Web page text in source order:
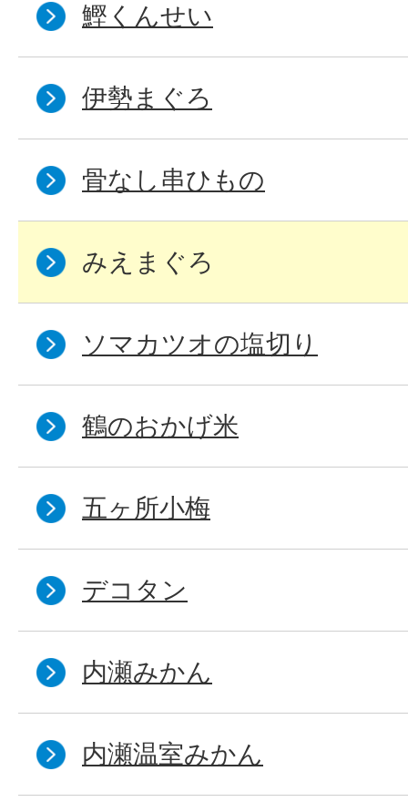
鰹くんせい
伊勢まぐろ
骨なし串ひもの
みえまぐろ
ソマカツオの塩切り
鶴のおかげ米
五ヶ所小梅
デコタン
内瀬みかん
内瀬温室みかん